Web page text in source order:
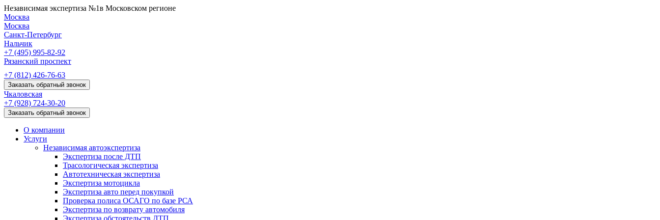
Независимая экспертиза №1в Московском регионе
Москва
Москва
Санкт-Петербург
Нальчик
+7 (495) 995-82-92
Рязанский проспект
+7 (812) 426-76-63
Заказать обратный звонок
Чкаловская
+7 (928) 724-30-20
Заказать обратный звонок
О компании
Услуги
Независимая автоэкспертиза
Экспертиза после ДТП
Трасологическая экспертиза
Автотехническая экспертиза
Экспертиза мотоцикла
Экспертиза авто перед покупкой
Проверка полиса ОСАГО по базе РСА
Экспертиза по возврату автомобиля
Экспертиза обстоятельств ДТП